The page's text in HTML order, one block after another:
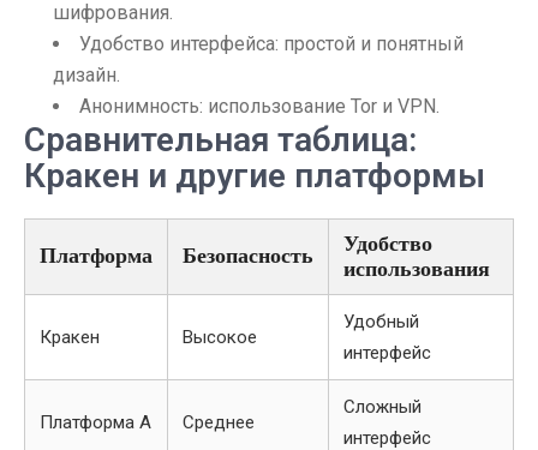
шифрования.
Удобство интерфейса: простой и понятный
дизайн.
Анонимность: использование Tor и VPN.
Сравнительная таблица:
Кракен и другие платформы
Платформа Безопасность
Удобство
использования
Кракен Высокое
Удобный
интерфейс
Платформа А Среднее
Сложный
интерфейс